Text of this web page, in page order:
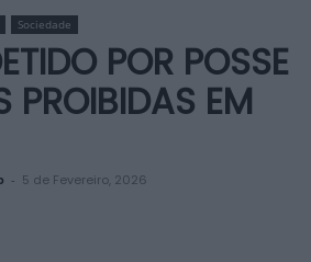
Sociedade
POR POSSE
PROIBIDAS EM
- 5 de Fevereiro, 2026